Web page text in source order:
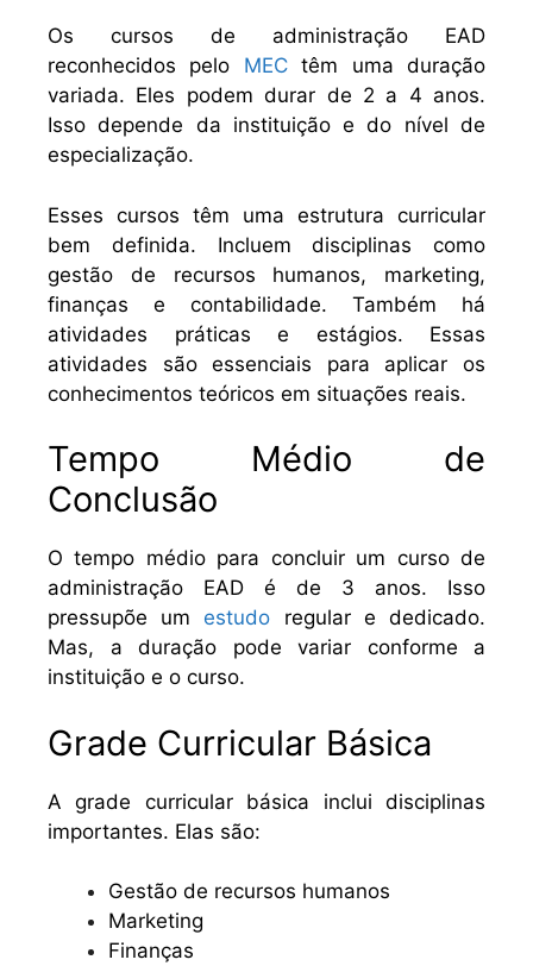
Os cursos de administração EAD
reconhecidos pelo MECtêm uma duração
variada. Eles podem durar de 2 a 4 anos.
Isso depende da instituição e do nível de
especialização.
Esses cursos têm uma estrutura curricular
bem definida. Incluem disciplinas como
gestão de recursos humanos, marketing,
finanças e contabilidade. Também há
atividades práticas e estágios. Essas
atividades são essenciais para aplicar os
conhecimentos teóricos em situações reais.
Tempo Médio de
Conclusão
O tempo médio para concluir um curso de
administração EAD é de 3 anos. Isso
pressupõe um estudo regular e dedicado.
Mas, a duração pode variar conforme a
instituição e o curso.
Grade Curricular Básica
A grade curricular básica inclui disciplinas
importantes. Elas são:
Gestão de recursos humanos
Marketing
Finanças